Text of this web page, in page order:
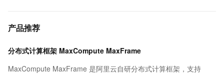
产品推荐
分布式计算框架 MaxCompute MaxFrame
MaxCompute MaxFrame 是阿里云自研分布式计算框架，支持